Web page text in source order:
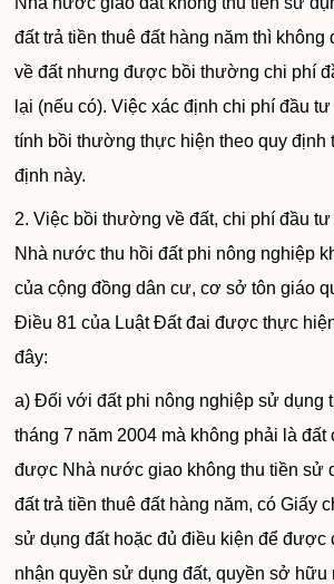
đất trả tiền thuê đất hàng năm thì
về đất nhưng được bồi thường chi phí
lại (nếu có). Việc xác định chi phí đầu
tính bồi thường thực hiện theo quy định
định này.
2. Việc bồi thường về đất, chi phí đầu
Nhà nước thu hồi đất phi nông nghiệp
của cộng đồng dân cư, cơ sở tôn giáo
Điều 81 của Luật Đất đai được thực
đây:
a) Đối với đất phi nông nghiệp sử dụng
tháng 7 năm 2004 mà không phải là đất
được Nhà nước giao không thu tiền sử
đất trả tiền thuê đất hàng năm, có Giấy
sử dụng đất hoặc đủ điều kiện để được
nhận quyền sử dụngđất, quyền sở hữu